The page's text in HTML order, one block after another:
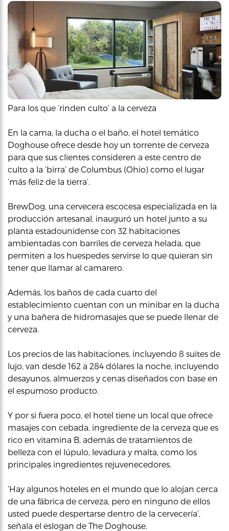
Para los que ‘rinden culto’ a la cerveza
En la cama, la ducha o el baño, el hotel temático
Doghouse ofrece desde hoy un torrente de cerveza
para que sus clientes consideren a este centro de
culto a la ‘birra’ de Columbus (Ohio) como el lugar
‘más feliz de la tierra’.
BrewDog, una cervecera escocesa especializada en la
producción artesanal, inauguró un hotel junto a su
planta estadounidense con 32 habitaciones
ambientadas con barriles de cerveza helada, que
permiten a los huespedes servirse lo que quieran sin
tener que llamar al camarero.
Además, los baños de cada cuarto del
establecimiento cuentan con un minibar en la ducha
y una bañera de hidromasajes que se puede llenar de
cerveza.
Los precios de las habitaciones, incluyendo 8 suites de
lujo, van desde 162 a 284 dólares la noche, incluyendo
desayunos, almuerzos y cenas diseñados con base en
el espumoso producto.
Y por si fuera poco, el hotel tiene un local que ofrece
masajes con cebada, ingrediente de la cerveza que es
rico en vitamina B, además de tratamientos de
belleza con el lúpulo, levadura y malta, como los
principales ingredientes rejuvenecedores.
‘Hay algunos hoteles en el mundo que lo alojan cerca
de una fábrica de cerveza, pero en ninguno de ellos
usted puede despertarse dentro de la cervecería’,
señala el eslogan de The Doghouse.